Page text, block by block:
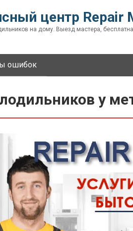
центр Repair
на дому. Выезд мастера,
ошибок
у